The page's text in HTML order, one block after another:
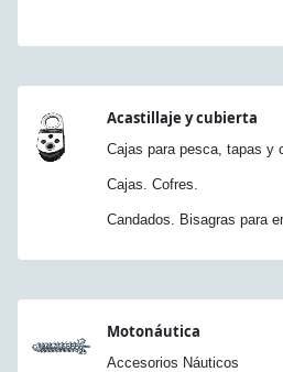
Acastillaje y cubierta
Cajas para pesca, tapas y
Cajas. Cofres.
Candados. Bisagras para
Motonáutica
Accesorios Náuticos